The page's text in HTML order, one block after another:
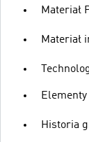
Materiał
Materiał
Historia